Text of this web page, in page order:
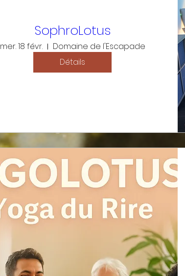
SophroLotus
mer. 18 févr.
Domaine de l'Escapade
Détails